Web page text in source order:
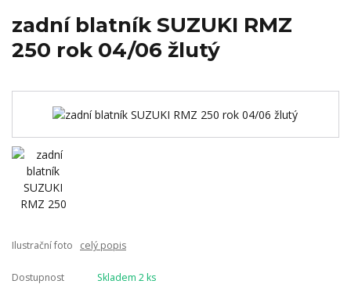
zadní blatník SUZUKI RMZ
250 rok 04/06 žlutý
Ilustrační foto celý popis
Dostupnost
Skladem 2 ks